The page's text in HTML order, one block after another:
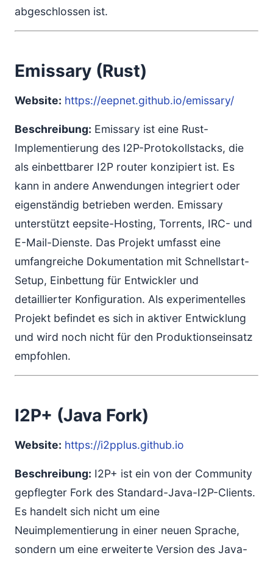
abgeschlossen ist.
Emissary (Rust)
Website: https://eepnet.github.io/emissary/
Beschreibung: Emissary ist eine Rust-
Implementierung des I2P-Protokollstacks, die
als einbettbarer I2P router konzipiert ist. Es
kann in andere Anwendungen integriert oder
eigenständig betrieben werden. Emissary
unterstützt eepsite-Hosting, Torrents, IRC- und
E-Mail-Dienste. Das Projekt umfasst eine
umfangreiche Dokumentation mit Schnellstart-
Setup, Einbettung für Entwickler und
detaillierter Konfiguration. Als experimentelles
Projekt befindet es sich in aktiver Entwicklung
und wird noch nicht für den Produktionseinsatz
empfohlen.
I2P+ (Java Fork)
Website: https://i2pplus.github.io
Beschreibung: I2P+ ist ein von der Community
gepflegter Fork des Standard-Java-I2P-Clients.
Es handelt sich nicht um eine
Neuimplementierung in einer neuen Sprache,
sondern um eine erweiterte Version des Java-